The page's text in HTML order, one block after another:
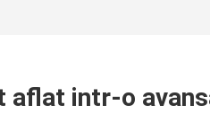
intr-o